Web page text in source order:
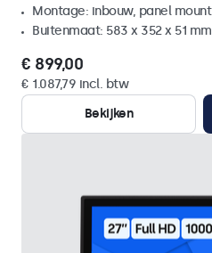
Montage: inbouw, panel mount
Buitenmaat: 583 x 352 x 51 mm
€ 899,00
€ 1.087,79 incl. btw
Bekijken